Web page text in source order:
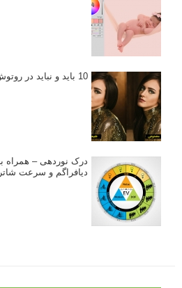
10 باید و نباید در روتوش عکس ها
دیافراگم و سرعت شاتر